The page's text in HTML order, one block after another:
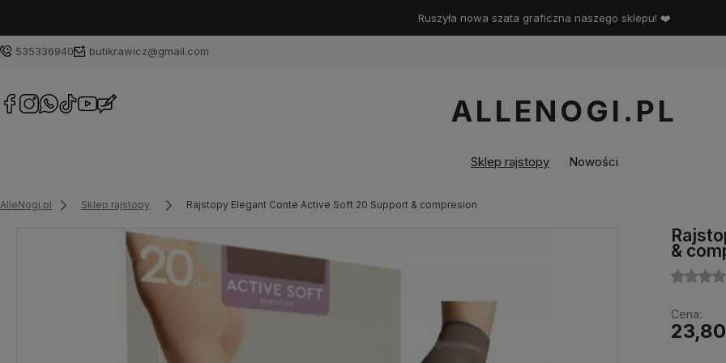
Ruszyła nowa szata graficzna naszego sklepu! ❤️
535336940 butikrawicz@gmail.com
ALLENOGI.PL
Sklep rajstopy Nowości
AlleNogi.pl Sklep rajstopy Rajstopy Elegant Conte Active Soft 20 Support & compresion
&
Cena:
23,80